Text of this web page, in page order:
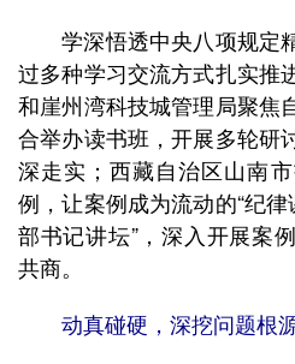
学深悟透中央八项规定
过多种学习交流方式扎实推
和崖州湾科技城管理局聚焦
合举办读书班，开展多轮研
深走实；西藏自治区山南
例，让案例成为流动的“纪
部书记讲坛”，深入开展案
共商。
动真碰硬，深挖问题根